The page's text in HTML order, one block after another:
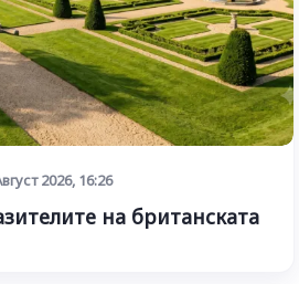
2026, 16:26
на британската